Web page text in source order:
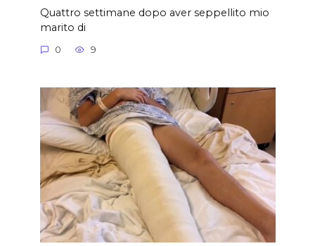
Quattro settimane dopo aver seppellito mio
marito di
0 9